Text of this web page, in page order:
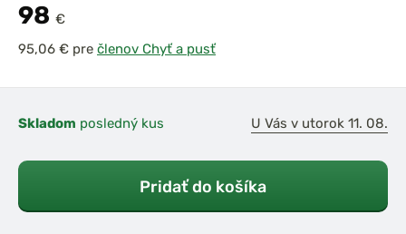
98 €
pre členov Chyť a pusť
Skladom posledný kus U Vás v utorok 11. 08.
Pridať do košíka